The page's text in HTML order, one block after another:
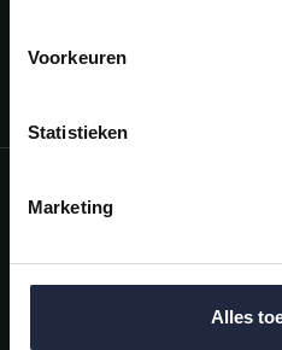
Voorkeuren
Statistieken
Marketing
Alles
Categorieën